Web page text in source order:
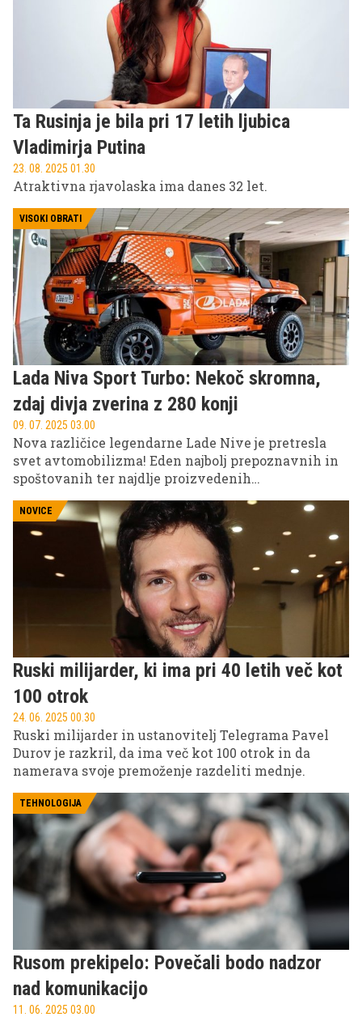
Ta Rusinja je bila pri 17 letih ljubica
Vladimirja Putina
23. 08. 2025 01.30
Atraktivna rjavolaska ima danes 32 let.
VISOKI OBRATI
Lada Niva Sport Turbo: Nekoč skromna,
zdaj divja zverina z 280 konji
09. 07. 2025 03.00
Nova različice legendarne Lade Nive je pretresla
svet avtomobilizma! Eden najbolj prepoznavnih in
spoštovanih ter najdlje proizvedenih
pohvali z 280 konjskimi moči!
NOVICE
Ruski milijarder, ki ima pri 40 letih več kot
100 otrok
24. 06. 2025 00.30
Ruski milijarder in ustanovitelj Telegrama Pavel
Durov je razkril, da ima več kot 100 otrok in da
namerava svoje premoženje razdeliti mednje.
TEHNOLOGIJA
Rusom prekipelo: Povečali bodo nadzor
nad komunikacijo
11. 06. 2025 03.00